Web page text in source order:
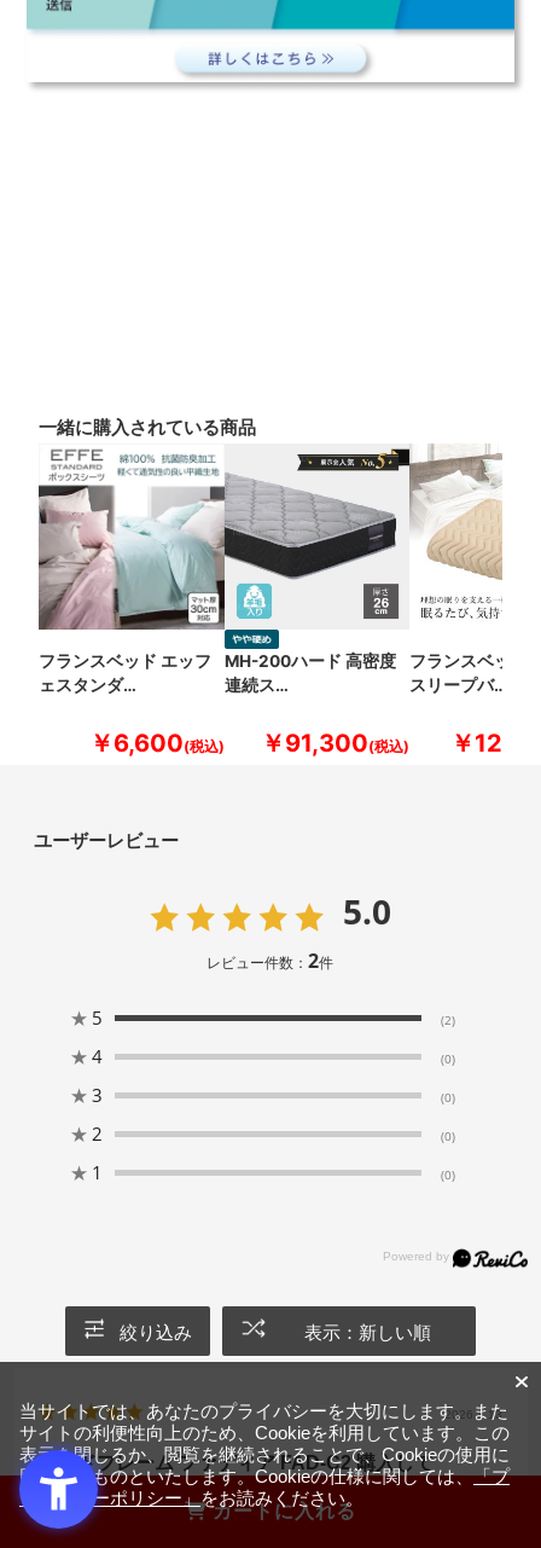
カートに入れる
一緒に購入されている商品
フランスベッド エッフ
ェスタンダ…
￥6,600
MH-200ハード 高密度
連続ス…
￥91,300
フランスベッド
スリープバ…
￥
ユーザーレビュー
5.0
レビュー件数：2件
★ 5 (2)
★ 4 (0)
★ 3 (0)
★ 2 (0)
★ 1 (0)
絞り込み 表示：新しい順
2026.3.13
ベッドフレーム ファディア FAD-C2 購入して
サイズ：シングル カラー：グレー
当サイトでは、あなたのプライバシーを大切にします。また
サイトの利便性向上のため、Cookieを利用しています。この
表示を閉じるか、閲覧を継続されることで、Cookieの使用に
同意するものといたします。Cookieの仕様に関しては、「プ
ライバシーポリシー」をお読みください。